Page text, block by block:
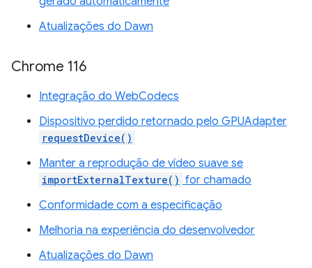
Atualizações do Dawn
Chrome 116
Integração do WebCodecs
Dispositivo perdido retornado pelo GPUAdapter
requestDevice()
Manter a reprodução de vídeo suave se
importExternalTexture() for chamado
Conformidade com a especificação
Melhoria na experiência do desenvolvedor
Atualizações do Dawn